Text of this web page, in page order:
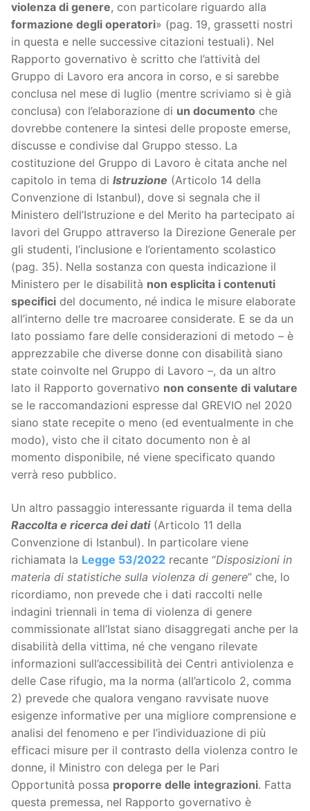
violenza di genere, con particolare riguardo alla
formazione degli operatori» (pag. 19, grassetti nostri
in questa e nelle successive citazioni testuali). Nel
Rapporto governativo è scritto che l’attività del
Gruppo di Lavoro era ancora in corso, e si sarebbe
conclusa nel mese di luglio (mentre scriviamo si è già
conclusa) con l’elaborazione di un documento che
dovrebbe contenere la sintesi delle proposte emerse,
discusse e condivise dal Gruppo stesso. La
costituzione del Gruppo di Lavoro è citata anche nel
capitolo in tema di Istruzione (Articolo 14 della
Convenzione di Istanbul), dove si segnala che il
Ministero dell’Istruzione e del Merito ha partecipato ai
lavori del Gruppo attraverso la Direzione Generale per
gli studenti, l’inclusione e l’orientamento scolastico
(pag. 35). Nella sostanza con questa indicazione il
Ministero per le disabilità non esplicita i contenuti
specifici del documento, né indica le misure elaborate
all’interno delle tre macroaree considerate. E se da un
lato possiamo fare delle considerazioni di metodo – è
apprezzabile che diverse donne con disabilità siano
state coinvolte nel Gruppo di Lavoro –, da un altro
lato il Rapporto governativo non consente di valutare
se le raccomandazioni espresse dal GREVIO nel 2020
siano state recepite o meno (ed eventualmente in che
modo), visto che il citato documento non è al
momento disponibile, né viene specificato quando
verrà reso pubblico.
Un altro passaggio interessante riguarda il tema della
Raccolta e ricerca dei dati(Articolo 11 della
Convenzione di Istanbul). In particolare viene
richiamata la Legge 53/2022 recante “Disposizioni in
materia di statistiche sulla violenza di genere” che, lo
ricordiamo, non prevede che i dati raccolti nelle
indagini triennali in tema di violenza di genere
commissionate all’Istat siano disaggregati anche per la
disabilità della vittima, né che vengano rilevate
informazioni sull’accessibilità dei Centri antiviolenza e
delle Case rifugio, ma la norma (all’articolo 2, comma
2) prevede che qualora vengano ravvisate nuove
esigenze informative per una migliore comprensione e
analisi del fenomeno e per l’individuazione di più
efficaci misure per il contrasto della violenza contro le
donne, il Ministro con delega per le Pari
Opportunità possa proporre delle integrazioni. Fatta
questa premessa, nel Rapporto governativo è